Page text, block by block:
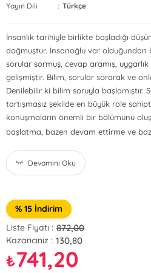
Yayın Dili
: Türkçe
İnsanlık tarihiyle birlikte başladığı
doğmuştur. İnsanoğlu var olduğundan
sorular sormuş, cevap aramış,
gelişmiştir. Bilim, sorular sorarak ve
Denilebilir ki bilim soruyla başlamıştır.
tartışmasız şekilde en büyük role
konuşmaların önemli bir bölümünü
başlatma, bazen devam ettirme ve
Devamını Oku
% 15 İndirim
Liste Fiyatı : 872,00
Kazancınız : 130,80
₺741,20